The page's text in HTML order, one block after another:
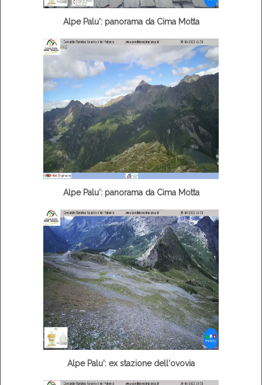
Alpe Palu': panorama da Cima Motta
Alpe Palu': panorama da Cima Motta
Alpe Palu': ex stazione dell'ovovia